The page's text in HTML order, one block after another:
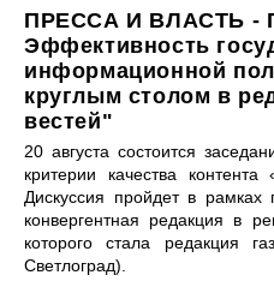
ПРЕССА И ВЛАСТЬ -
Эффективность
информационной
круглым столом в
вестей"
20 августа состоится
критерии качества контента
Дискуссия пройдет в рамках
конвергентная редакция в
которого стала редакция
Светлоград).